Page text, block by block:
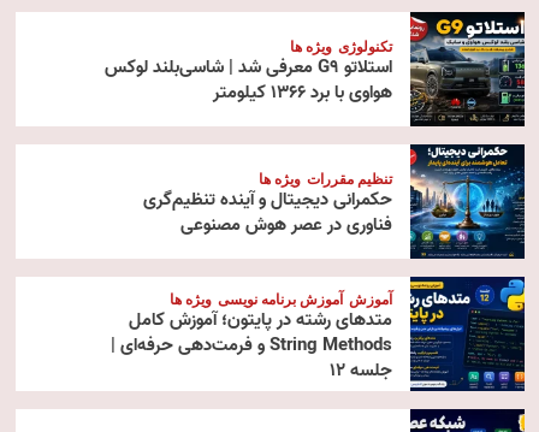
تکنولوژی ویژه ها
استلاتو G9 معرفی شد | شاسی‌بلند لوکس
هواوی با برد ۱۳۶۶ کیلومتر
تنظیم مقررات ویژه ها
حکمرانی دیجیتال و آینده تنظیم‌گری
فناوری در عصر هوش مصنوعی
آموزش آموزش برنامه نویسی ویژه ها
متدهای رشته در پایتون؛ آموزش کامل
String Methods و فرمت‌دهی حرفه‌ای |
جلسه ۱۲